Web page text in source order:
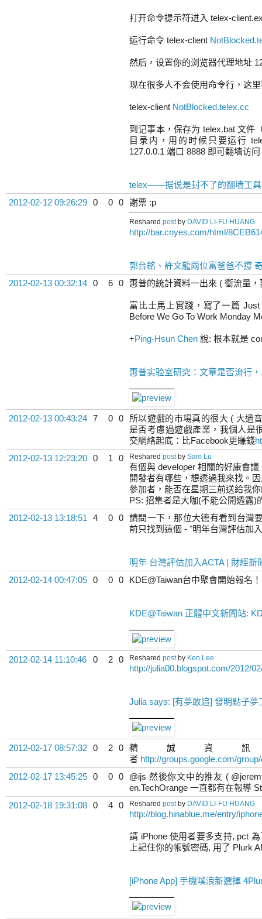
打开命令提示符进入 telex-
运行命令 telex-client
然后，设置你的浏览器代理地址
现在很多人不会使用命令行，这
telex-client NotBlocked.telex.cc
到记事本，保存为 telex.bat 文件
目录内，用的时候只要运行
127.0.0.1 端口 8888 即可翻墙访
telex——据说是封不了的翻墙工具
2012-02-12 09:26:29 0 0 0 謝票 :p
Reshared postby DAVID LI-FU HUANG
http://bar.cnyes.com/html/
郭台銘、許文龍兩位富爸爸不撐
2012-02-13 00:32:14 0 6 0 惠普的統計資料一出來 ( 衝流量
富比士馬上實踐，寫了一篇 Just
Before We Go To Work Monday
+Ping-Hsun Chen 說: 根本就是
惠普实验室研究：文章是否流行
2012-02-13 00:43:24 7 0 0
所以遊戲的市場真的很大 ( 大過
是否考慮過遊戲產業，我個人是
交網絡起底：比Facebook更賺錢
2012-02-13 12:23:20 0 1 0 Reshared postby Sam Lu
有個與 developer 相關的好康會
開發者有哪些，想透過我來找。
參加者，能否在星期三前送給我
PS: 招集者是大咖(不能公開透露)
2012-02-13 13:18:51
4 0 0 請問一下，那位大德有看到台灣
前只找到這個 - "明年台灣評估加
明年 台灣評估加入ACTA | 財經
2012-02-14 00:47:05 0 0 0 KDE@Taiwan台中聚會開始報名！
KDE@Taiwan 正體中文新聞站:
2012-02-14 11:10:46 0 2 0 Reshared postby Ken Lee
http://julia00.blogspot.com/2012/
Julia says: [有夢敢追] 發明點子
2012-02-17 08:57:32 0 2 0 精誠資訊
者 http://groups.google.com/
2012-02-17 13:45:25 0 0 0
@ijs 然後你文中的推友 (
en.TechOrange 一直都有在報導
2012-02-18 19:31:08 0 4 0 Reshared postby DAVID LI-FU HUANG
http://blog.hinablue.me/entry/
請 iPhone 使用者要多支持, pct
上記住你的帳號密碼, 用了 Plurk
[iPhone App] 手機噗浪新選擇